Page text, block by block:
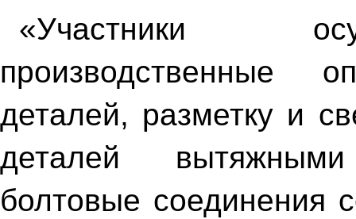
«Участники
производственные
деталей, разметку и
деталей
болтовые соединения